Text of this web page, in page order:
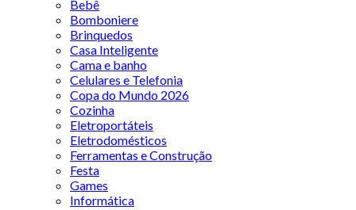
Bebê
Bomboniere
Brinquedos
Casa Inteligente
Cama e banho
Celulares e Telefonia
Copa do Mundo 2026
Cozinha
Eletroportáteis
Eletrodomésticos
Ferramentas e Construção
Festa
Games
Informática